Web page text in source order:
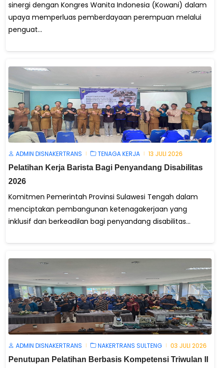
sinergi dengan Kongres Wanita Indonesia (Kowani) dalam
upaya memperluas pemberdayaan perempuan melalui
penguat...
ADMIN DISNAKERTRANS TENAGA KERJA
13 JULI 2026
Pelatihan Kerja Barista Bagi Penyandang Disabilitas
2026
Komitmen Pemerintah Provinsi Sulawesi Tengah dalam
menciptakan pembangunan ketenagakerjaan yang
inklusif dan berkeadilan bagi penyandang disabilitas...
ADMIN DISNAKERTRANS NAKERTRANS SULTENG
03 JULI 2026
Penutupan Pelatihan Berbasis Kompetensi Triwulan II